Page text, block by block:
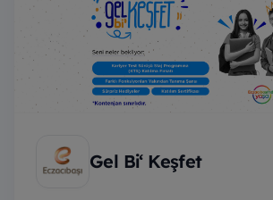
Gel Bi‘ Keşfet